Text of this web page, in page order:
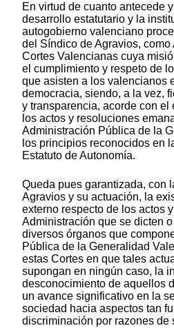
En virtud de cuanto antecede
desarrollo estatutario y la
autogobierno valenciano
del Síndico de Agravios,
Cortes Valencianas cuya
el cumplimiento y respeto de
que asisten a los valencianos
democracia, siendo, a la vez,
y transparencia, acorde con el
los actos y resoluciones
Administración Pública de la
los principios reconocidos en
Estatuto de Autonomía.
Queda pues garantizada, con
Agravios y su actuación, la
externo respecto de los actos
Administración que se dicten
diversos órganos que
Pública de la Generalidad
estas Cortes en que tales
supongan en ningún caso, la
desconocimiento de aquellos
un avance significativo en la
sociedad hacia aspectos tan
discriminación por razones de